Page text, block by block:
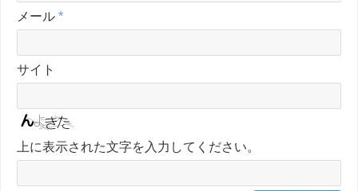
メール *
サイト
上に表示された文字を入力してください。